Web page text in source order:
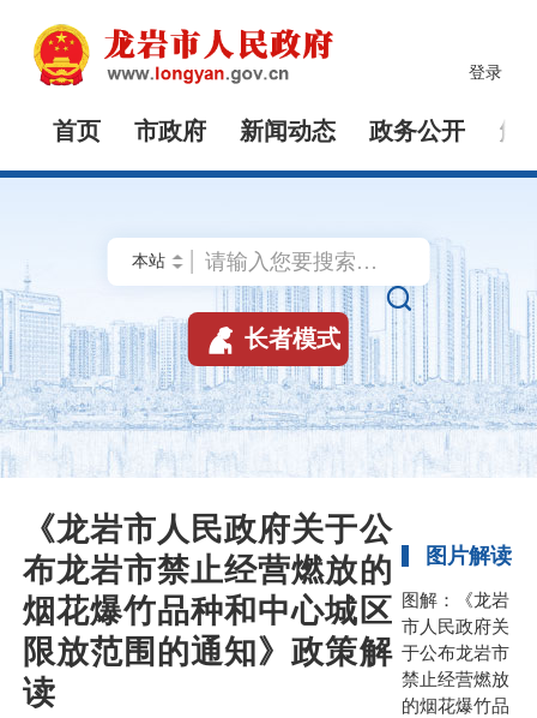
登录
首页 市政府 新闻动态 政务公开 解

 长者模式
《龙岩市人民政府关于公
布龙岩市禁止经营燃放的
烟花爆竹品种和中心城区
限放范围的通知》政策解
读
图片解读
图解：《龙岩
市人民政府关
于公布龙岩市
禁止经营燃放
的烟花爆竹品